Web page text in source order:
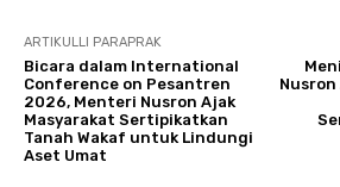
ARTIKULLI PARAPRAK
Bicara dalam International
Conference on Pesantren
2026, Menteri Nusron Ajak
Masyarakat Sertipikatkan
Tanah Wakaf untuk Lindungi
Aset Umat